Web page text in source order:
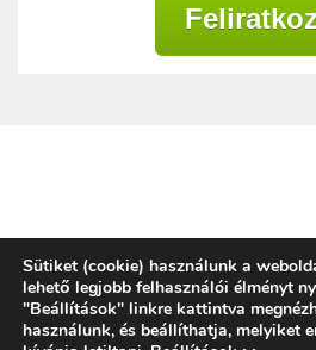
Sütiket (cookie) használunk a
lehető legjobb felhasználói élményt
"Beállítások" linkre kattintva
használunk, és beállíthatja, melyiket